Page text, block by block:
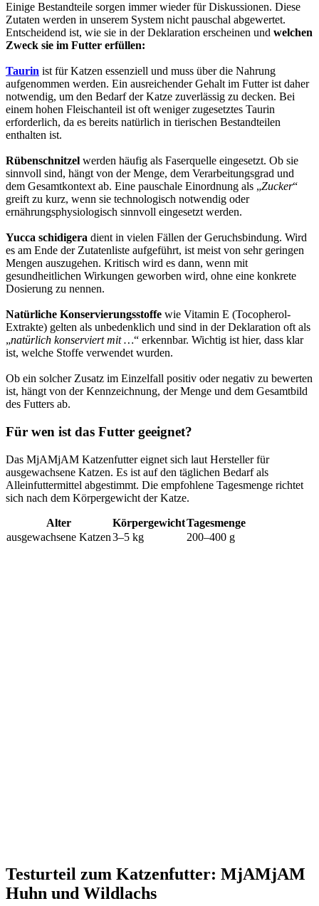
Einige Bestandteile sorgen immer wieder für Diskussionen. Diese
Zutaten werden in unserem System nicht pauschal abgewertet.
Entscheidend ist, wie sie in der Deklaration erscheinen und welchen
Zweck sie im Futter erfüllen:
Taurin ist für Katzen essenziell und muss über die Nahrung
aufgenommen werden. Ein ausreichender Gehalt im Futter ist daher
notwendig, um den Bedarf der Katze zuverlässig zu decken. Bei
einem hohen Fleischanteil ist oft weniger zugesetztes Taurin
erforderlich, da es bereits natürlich in tierischen Bestandteilen
enthalten ist.
Rübenschnitzel werden häufig als Faserquelle eingesetzt. Ob sie
sinnvoll sind, hängt von der Menge, dem Verarbeitungsgrad und
dem Gesamtkontext ab. Eine pauschale Einordnung als „Zucker“
greift zu kurz, wenn sie technologisch notwendig oder
ernährungsphysiologisch sinnvoll eingesetzt werden.
Yucca schidigera dient in vielen Fällen der Geruchsbindung. Wird
es am Ende der Zutatenliste aufgeführt, ist meist von sehr geringen
Mengen auszugehen. Kritisch wird es dann, wenn mit
gesundheitlichen Wirkungen geworben wird, ohne eine konkrete
Dosierung zu nennen.
Natürliche Konservierungsstoffe wie Vitamin E (Tocopherol-
Extrakte) gelten als unbedenklich und sind in der Deklaration oft als
„natürlich konserviert mit …“ erkennbar. Wichtig ist hier, dass klar
ist, welche Stoffe verwendet wurden.
Ob ein solcher Zusatz im Einzelfall positiv oder negativ zu bewerten
ist, hängt von der Kennzeichnung, der Menge und dem Gesamtbild
des Futters ab.
Für wen ist das Futter geeignet?
Das MjAMjAM Katzenfutter eignet sich laut Hersteller für
ausgewachsene Katzen. Es ist auf den täglichen Bedarf als
Alleinfuttermittel abgestimmt. Die empfohlene Tagesmenge richtet
sich nach dem Körpergewicht der Katze.
Alter KörpergewichtTagesmenge
ausgewachsene Katzen3–5 kg 200–400 g
Testurteil zum Katzenfutter: MjAMjAM
Huhn und Wildlachs